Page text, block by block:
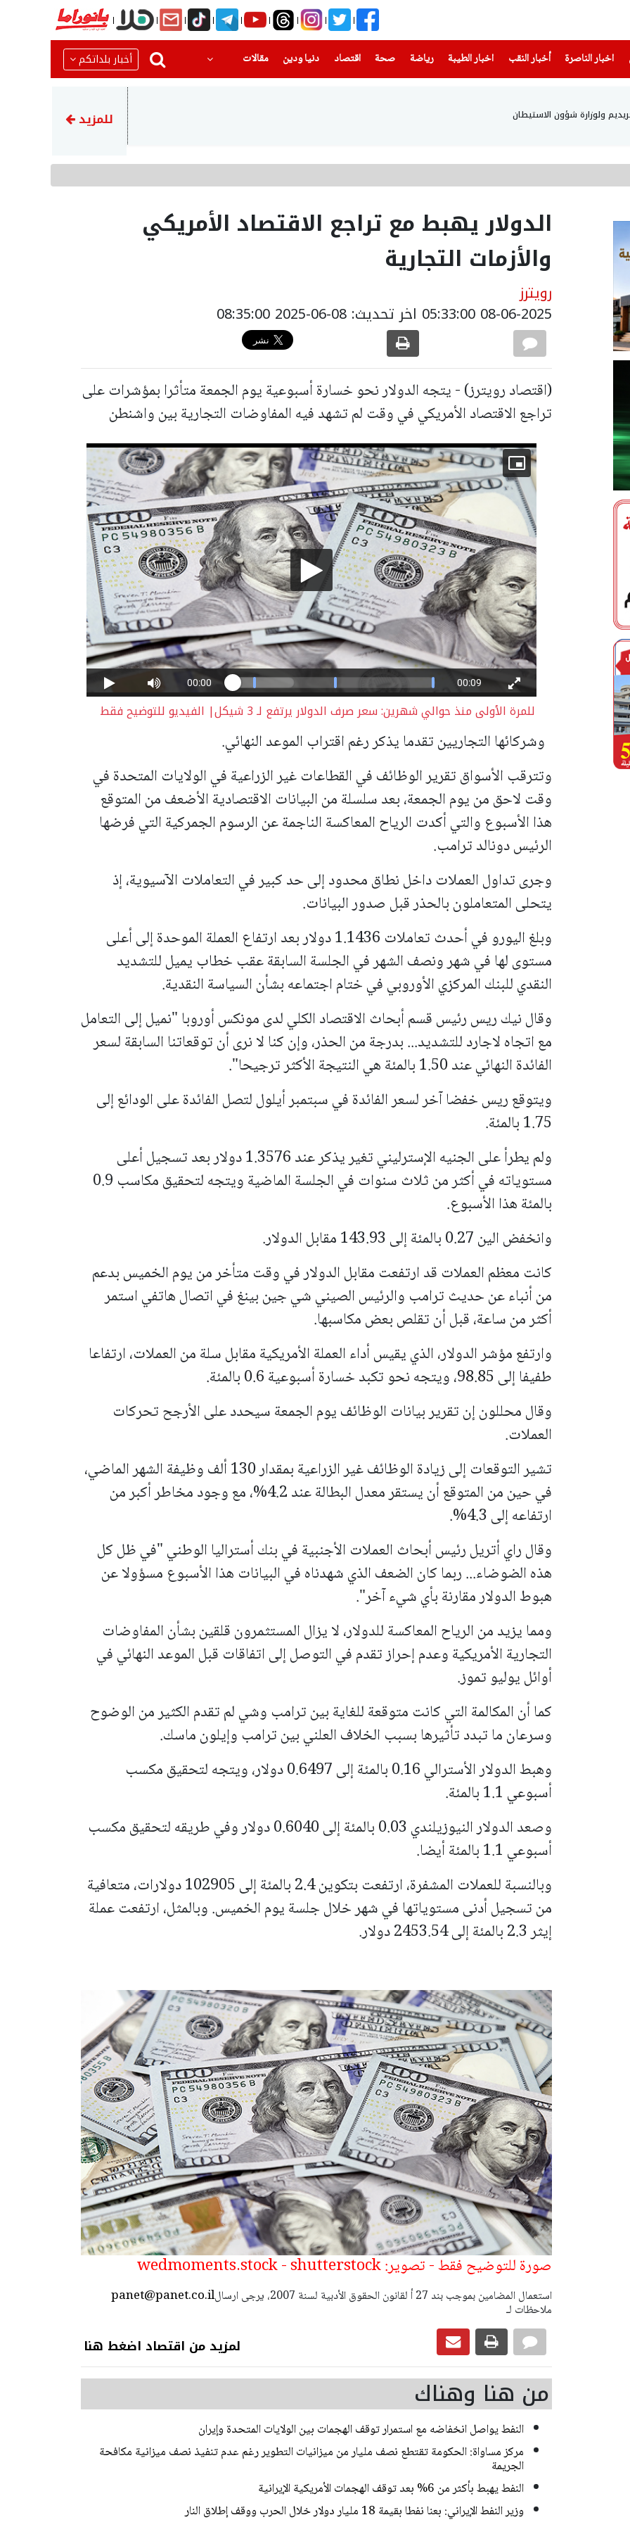
اخبار الناصرة
(current) أخبار النقب اخبار الطيبة(current) رياضة
(current) صحة(current) اقتصاد دنيا ودين
(current) مقالات أخبار بلداتكم
ولوزارة شؤون الاستيطان إيران تهدد بمهاجمة دول
للمزيد
الدولار يهبط مع تراجع الاقتصاد الأمريكي
والأزمات التجارية
رويترز
08-06-2025 05:33:00 اخر تحديث: 08-06-2025 08:35:00
(اقتصاد رويترز) - يتجه الدولار نحو خسارة أسبوعية يوم الجمعة متأثرا بمؤشرات على
تراجع الاقتصاد الأمريكي في وقت لم تشهد فيه المفاوضات التجارية بين واشنطن
للمرة الأولى منذ حوالي شهرين: سعر صرف الدولار يرتفع لـ 3 شيكل| الفيديو للتوضيح فقط
وشركائها التجاريين تقدما يذكر رغم اقتراب الموعد النهائي.
وتترقب الأسواق تقرير الوظائف في القطاعات غير الزراعية في الولايات المتحدة في
وقت لاحق من يوم الجمعة، بعد سلسلة من البيانات الاقتصادية الأضعف من المتوقع
هذا الأسبوع والتي أكدت الرياح المعاكسة الناجمة عن الرسوم الجمركية التي فرضها
الرئيس دونالد ترامب.
وجرى تداول العملات داخل نطاق محدود إلى حد كبير في التعاملات الآسيوية، إذ
يتحلى المتعاملون بالحذر قبل صدور البيانات.
وبلغ اليورو في أحدث تعاملات 1.1436 دولار بعد ارتفاع العملة الموحدة إلى أعلى
مستوى لها في شهر ونصف الشهر في الجلسة السابقة عقب خطاب يميل للتشديد
النقدي للبنك المركزي الأوروبي في ختام اجتماعه بشأن السياسة النقدية.
وقال نيك ريس رئيس قسم أبحاث الاقتصاد الكلي لدى مونكس أوروبا "نميل إلى التعامل
مع اتجاه لاجارد للتشديد... بدرجة من الحذر، وإن كنا لا نرى أن توقعاتنا السابقة لسعر
الفائدة النهائي عند 1.50 بالمئة هي النتيجة الأكثر ترجيحا".
ويتوقع ريس خفضا آخر لسعر الفائدة في سبتمبر أيلول لتصل الفائدة على الودائع إلى
1.75 بالمئة.
ولم يطرأ على الجنيه الإسترليني تغير يذكر عند 1.3576 دولار بعد تسجيل أعلى
مستوياته في أكثر من ثلاث سنوات في الجلسة الماضية ويتجه لتحقيق مكاسب 0.9
بالمئة هذا الأسبوع.
وانخفض الين 0.27 بالمئة إلى 143.93 مقابل الدولار.
كانت معظم العملات قد ارتفعت مقابل الدولار في وقت متأخر من يوم الخميس بدعم
من أنباء عن حديث ترامب والرئيس الصيني شي جين بينغ في اتصال هاتفي استمر
أكثر من ساعة، قبل أن تقلص بعض مكاسبها.
وارتفع مؤشر الدولار، الذي يقيس أداء العملة الأمريكية مقابل سلة من العملات، ارتفاعا
طفيفا إلى 98.85، ويتجه نحو تكبد خسارة أسبوعية 0.6 بالمئة.
وقال محللون إن تقرير بيانات الوظائف يوم الجمعة سيحدد على الأرجح تحركات
العملات.
تشير التوقعات إلى زيادة الوظائف غير الزراعية بمقدار 130 ألف وظيفة الشهر الماضي،
في حين من المتوقع أن يستقر معدل البطالة عند 4.2%، مع وجود مخاطر أكبر من
ارتفاعه إلى 4.3%.
وقال راي أتريل رئيس أبحاث العملات الأجنبية في بنك أستراليا الوطني "في ظل كل
هذه الضوضاء... ربما كان الضعف الذي شهدناه في البيانات هذا الأسبوع مسؤولا عن
هبوط الدولار مقارنة بأي شيء آخر".
ومما يزيد من الرياح المعاكسة للدولار، لا يزال المستثمرون قلقين بشأن المفاوضات
التجارية الأمريكية وعدم إحراز تقدم في التوصل إلى اتفاقات قبل الموعد النهائي في
أوائل يوليو تموز.
كما أن المكالمة التي كانت متوقعة للغاية بين ترامب وشي لم تقدم الكثير من الوضوح
وسرعان ما تبدد تأثيرها بسبب الخلاف العلني بين ترامب وإيلون ماسك.
وهبط الدولار الأسترالي 0.16 بالمئة إلى 0.6497 دولار، ويتجه لتحقيق مكسب
أسبوعي 1.1 بالمئة.
وصعد الدولار النيوزيلندي 0.03 بالمئة إلى 0.6040 دولار وفي طريقه لتحقيق مكسب
أسبوعي 1.1 بالمئة أيضا.
وبالنسبة للعملات المشفرة، ارتفعت بتكوين 2.4 بالمئة إلى 102905 دولارات، متعافية
من تسجيل أدنى مستوياتها في شهر خلال جلسة يوم الخميس. وبالمثل، ارتفعت عملة
إيثر 2.3 بالمئة إلى 2453.54 دولار.
صورة للتوضيح فقط - تصوير: wedmoments.stock - shutterstock
panet@panet.co.ilاستعمال المضامين بموجب بند 27 أ لقانون الحقوق الأدبية لسنة 2007، يرجى ارسال
ملاحظات لـ
لمزيد من اقتصاد اضغط هنا
من هنا وهناك
النفط يواصل انخفاضه مع استمرار توقف الهجمات بين الولايات المتحدة وإيران
مركز مساواة: الحكومة تقتطع نصف مليار من ميزانيات التطوير رغم عدم تنفيذ نصف ميزانية مكافحة
الجريمة
النفط يهبط بأكثر من 6% بعد توقف الهجمات الأمريكية الإيرانية
وزير النفط الإيراني: بعنا نفطا بقيمة 18 مليار دولار خلال الحرب ووقف إطلاق النار